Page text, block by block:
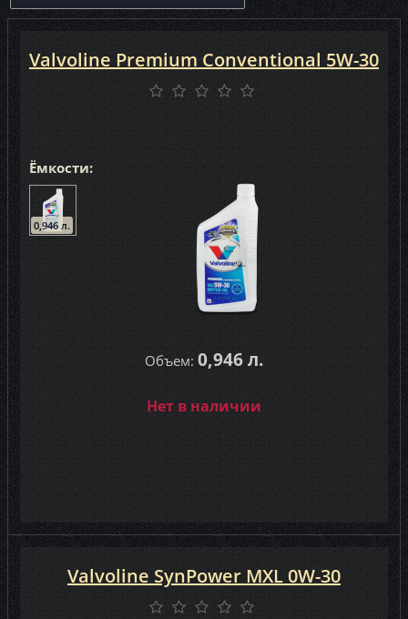
Ёмкости:
0,946 л.
Объем: 0,946 л.
Valvoline Premium Conventional 5W-30
Нет в наличии
Valvoline SynPower MXL 0W-30